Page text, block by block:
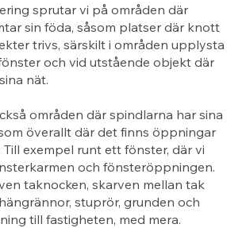
sprutar vi på områden där
sin föda, såsom platser där knott
trivs, särskilt i områden upplysta
och vid utstående objekt där
nät.
områden där spindlarna har sina
överallt där det finns öppningar
exempel runt ett fönster, där vi
och fönsteröppningen.
taknocken, skarven mellan tak
stuprör, grunden och
till fastigheten, med mera.